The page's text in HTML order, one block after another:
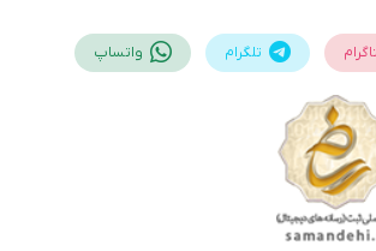
تلگرام واتساپ